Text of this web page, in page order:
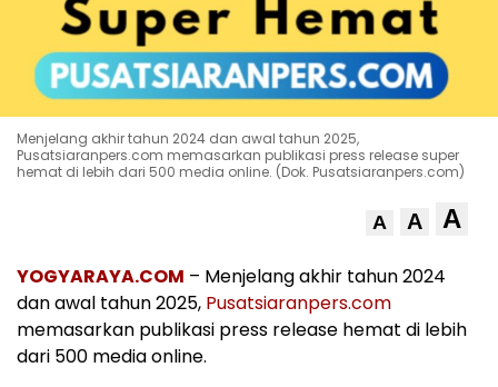
Menjelang akhir tahun 2024 dan awal tahun 2025,
Pusatsiaranpers.com memasarkan publikasi press release super
hemat di lebih dari 500 media online. (Dok. Pusatsiaranpers.com)
A A A
YOGYARAYA.COM – Menjelang akhir tahun 2024
dan awal tahun 2025, Pusatsiaranpers.com
memasarkan publikasi press release hemat di lebih
dari 500 media online.